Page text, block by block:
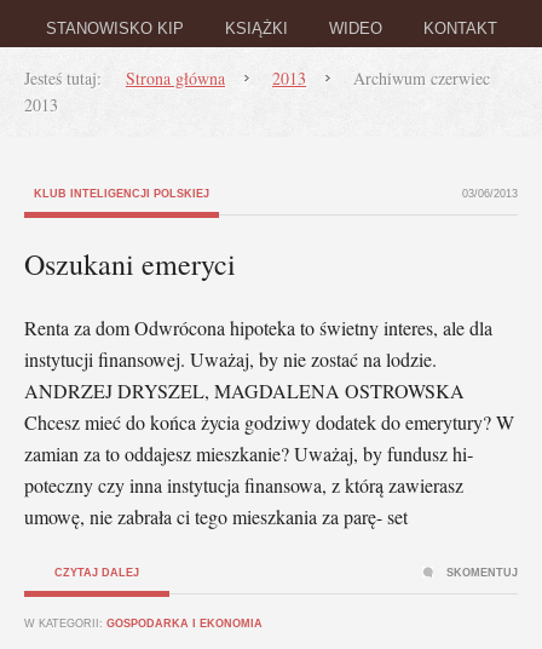
STANOWISKO KIP KSIĄŻKI WIDEO KONTAKT
Jesteś tutaj: Strona główna 2013
Archiwum czerwiec
2013
KLUB INTELIGENCJI POLSKIEJ 03/06/2013
Oszukani emeryci
Renta za dom Odwrócona hipoteka to świetny interes, ale dla
instytucji finansowej. Uważaj, by nie zostać na lodzie.
ANDRZEJ DRYSZEL, MAGDALENA OSTROWSKA
Chcesz mieć do końca życia godziwy dodatek do emerytu­ry? W
zamian za to oddajesz mieszkanie? Uważaj, by fundusz hi­
poteczny czy inna instytucja finan­sowa, z którą zawierasz
umowę, nie zabrała ci tego mieszkania za parę- set
CZYTAJ DALEJ
W KATEGORII: GOSPODARKA I EKONOMIA
SKOMENTUJ